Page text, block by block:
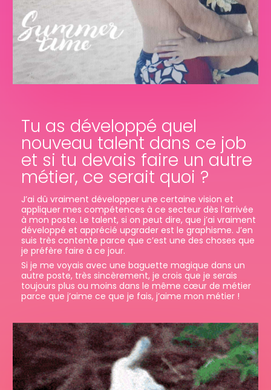
Tu as développé quel
nouveau talent dans ce job
et si tu devais faire un autre
métier, ce serait quoi ?
J’ai dû vraiment développer une certaine vision et
appliquer mes compétences à ce secteur dès l’arrivée
à mon poste. Le talent, si on peut dire, que j’ai vraiment
développé et apprécié upgrader est le graphisme. J’en
suis très contente parce que c’est une des choses que
je préfère faire à ce jour.
Si je me voyais avec une baguette magique dans un
autre poste, très sincèrement, je crois que je serais
toujours plus ou moins dans le même cœur de métier
parce que j’aime ce que je fais, j’aime mon métier !